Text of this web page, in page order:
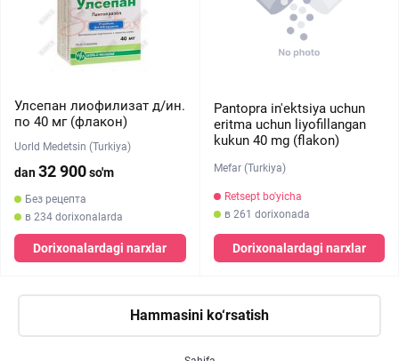
Улсепан лиофилизат д/ин.
по 40 мг (флакон)
Uorld Medetsin (Turkiya)
dan32 900so'm
Без рецепта
в 234 dorixonalarda
Dorixonalardagi narxlar
Pantopra in'ektsiya uchun
eritma uchun liyofillangan
kukun 40 mg (flakon)
Mefar (Turkiya)
Retsept bo'yicha
в 261 dorixonada
Dorixonalardagi narxlar
Hammasini ko‘rsatish